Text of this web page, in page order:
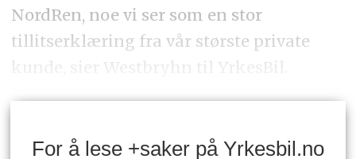
NordRen, noe vi ser som en stor
tillitserklæring fra vår største private
For å lese +saker på Yrkesbil.no